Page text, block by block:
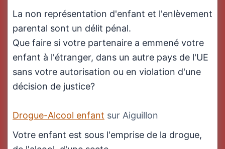
La non représentation d'enfant et l'enlèvement
parental sont un délit pénal.
Que faire si votre partenaire a emmené votre
enfant à l'étranger, dans un autre pays de l'UE
sans votre autorisation ou en violation d'une
décision de justice?
Drogue-Alcool enfant sur Aiguillon
Votre enfant est sous l'emprise de la drogue,